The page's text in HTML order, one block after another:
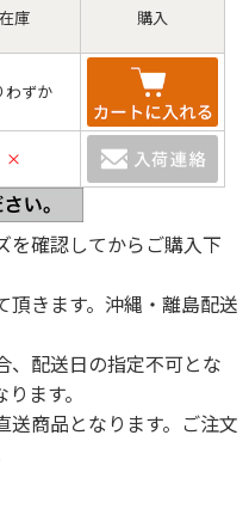
在庫 購入
わずか
×
を確認してからご購入下
きます。沖縄・離島配送
配送日の指定不可とな
ます。
商品となります。ご注文